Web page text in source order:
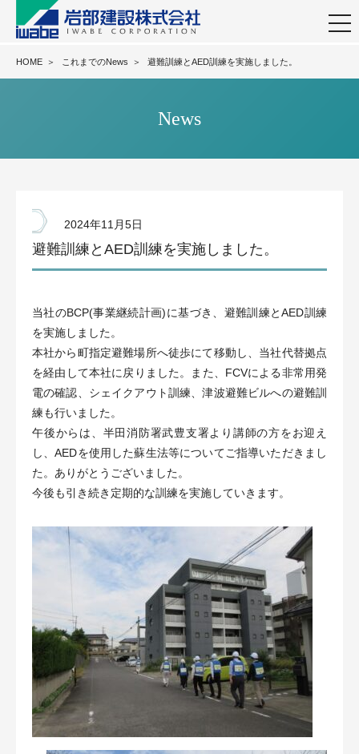
HOME ＞ これまでのNews ＞ 避難訓練とAED訓練を実施しました。
News
2024年11月5日
避難訓練とAED訓練を実施しました。
当社のBCP(事業継続計画)に基づき、避難訓練とAED訓練
を実施しました。
本社から町指定避難場所へ徒歩にて移動し、当社代替拠点
を経由して本社に戻りました。また、FCVによる非常用発
電の確認、シェイクアウト訓練、津波避難ビルへの避難訓
練も行いました。
午後からは、半田消防署武豊支署より講師の方をお迎え
し、AEDを使用した蘇生法等についてご指導いただきまし
た。ありがとうございました。
今後も引き続き定期的な訓練を実施していきます。